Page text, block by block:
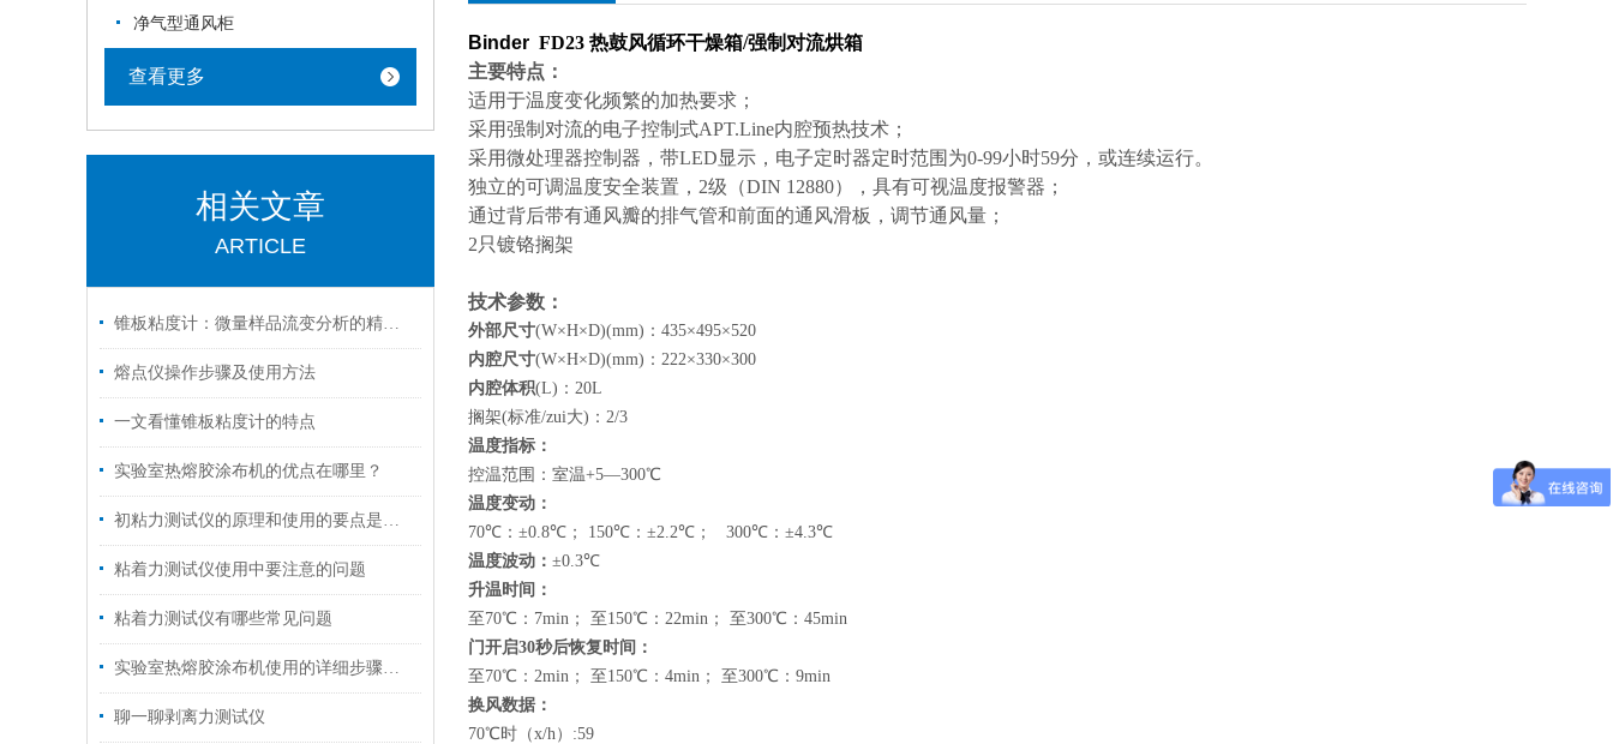
净气型通风柜
查看更多
相关文章
ARTICLE
锥板粘度计：微量样品流变分析的精准工具
熔点仪操作步骤及使用方法
一文看懂锥板粘度计的特点
实验室热熔胶涂布机的优点在哪里？
初粘力测试仪的原理和使用的要点是什么呢？
粘着力测试仪使用中要注意的问题
粘着力测试仪有哪些常见问题
实验室热熔胶涂布机使用的详细步骤如下
聊一聊剥离力测试仪
Binder FD23 热鼓风循环干燥箱/强制对流烘箱
主要特点：
适用于温度变化频繁的加热要求；
采用强制对流的电子控制式APT.Line内腔预热技术；
采用微处理器控制器，带LED显示，电子定时器定时范围为0-99小时59分，或连续运行。
独立的可调温度安全装置，2级（DIN 12880），具有可视温度报警器；
通过背后带有通风瓣的排气管和前面的通风滑板，调节通风量；
2 只镀铬搁架
技术参数：
外部尺寸(W×H×D)(mm)：435×495×520
内腔尺寸(W×H×D)(mm)：222×330×300
内腔体积(L) ：20L
搁架(标准/zui大)：2/3
温度指标：
控温范围：室温+5—300℃
温度变动：
70℃ ：±0.8℃； 150℃：±2.2℃； 300℃：±4.3℃
温度波动： ±0.3℃
升温时间：
至70℃：7min； 至150℃：22min； 至300℃：45min
门开启30秒后恢复时间：
至70℃：2min； 至150℃：4min； 至300℃：9min
换风数据：
70℃时（x/h）:59